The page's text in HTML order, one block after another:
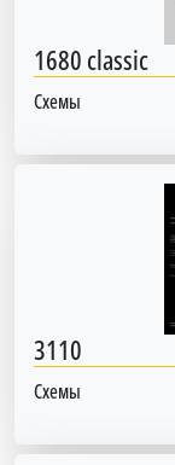
1680 classic
Схемы
3110
Схемы